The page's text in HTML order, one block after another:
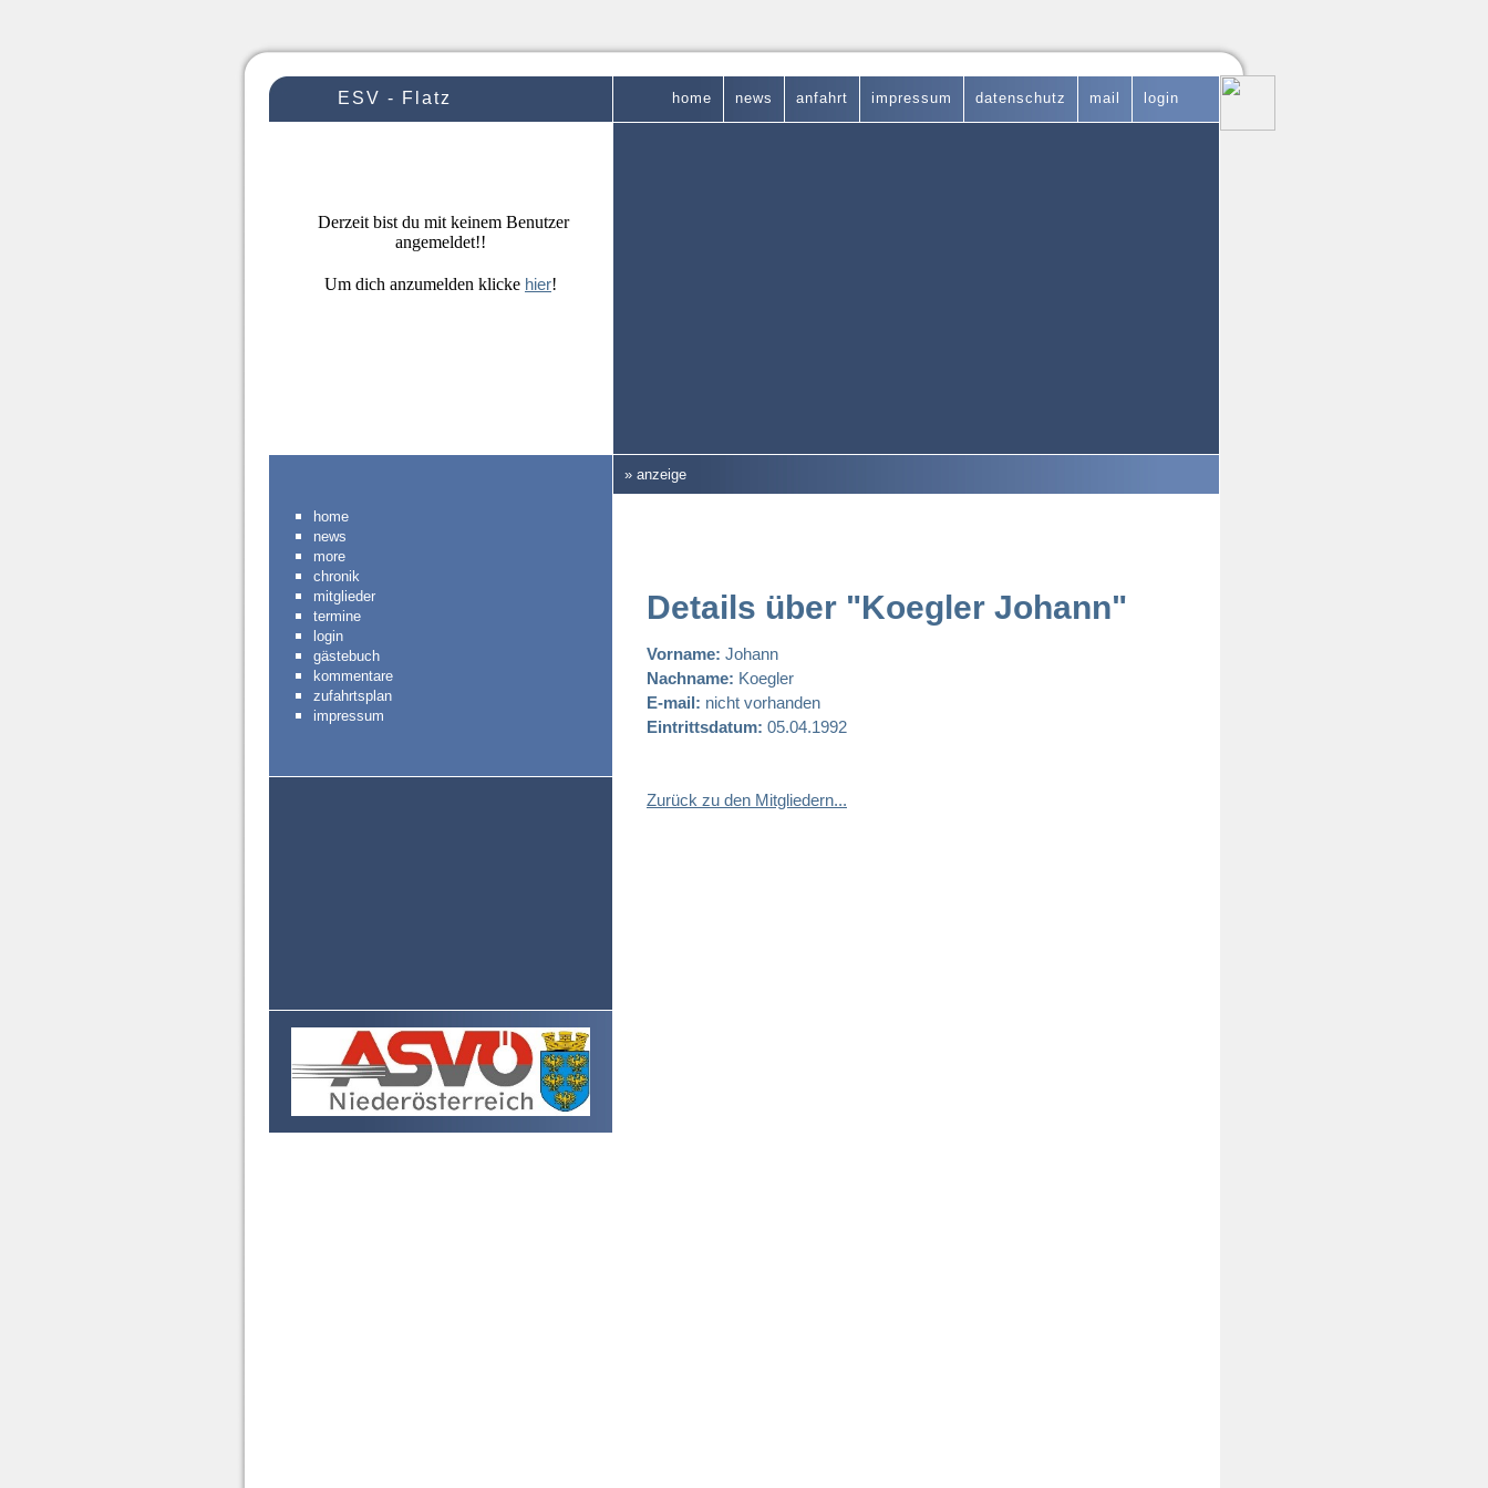
ESV - Flatz home news anfahrt impressum datenschutz mail login
Derzeit bist du mit keinem Benutzer
angemeldet!!
Um dich anzumelden klicke hier!
home
news
more
chronik
mitglieder
termine
login
gästebuch
kommentare
zufahrtsplan
impressum
» anzeige
Details über "Koegler Johann"
Vorname: Johann
Nachname: Koegler
E-mail: nicht vorhanden
Eintrittsdatum: 05.04.1992
Zurück zu den Mitgliedern...